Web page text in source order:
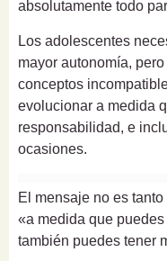
absolutamente todo
Los adolescentes
mayor autonomía,
conceptos
evolucionar a medida
responsabilidad, e
ocasiones.
El mensaje no es
«a medida que
también puedes tener